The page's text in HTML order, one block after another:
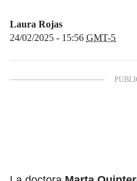
Laura Rojas
24/02/2025 - 15:56 GMT-5